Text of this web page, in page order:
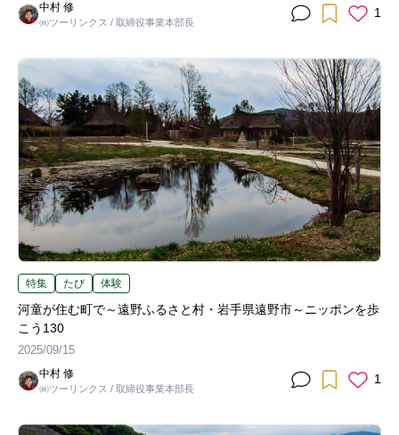
中村 修
㈱ツーリンクス / 取締役事業本部長
1
特集 たび 体験
河童が住む町で～遠野ふるさと村・岩手県遠野市～ニッポンを歩
こう130
2025/09/15
中村 修
㈱ツーリンクス / 取締役事業本部長
1